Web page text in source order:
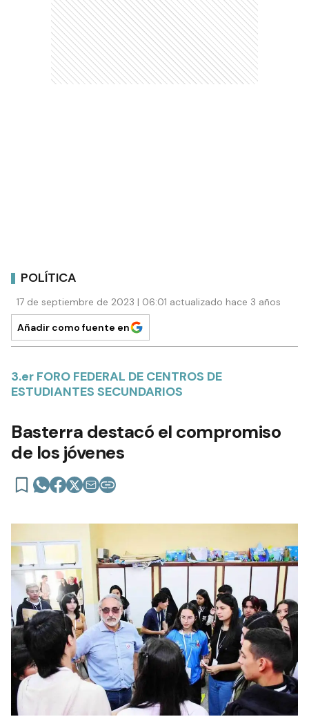
POLÍTICA
17 de septiembre de 2023 | 06:01 actualizado hace 3 años
Añadir como fuente en
3.er FORO FEDERAL DE CENTROS DE
ESTUDIANTES SECUNDARIOS
Basterra destacó el compromiso
de los jóvenes